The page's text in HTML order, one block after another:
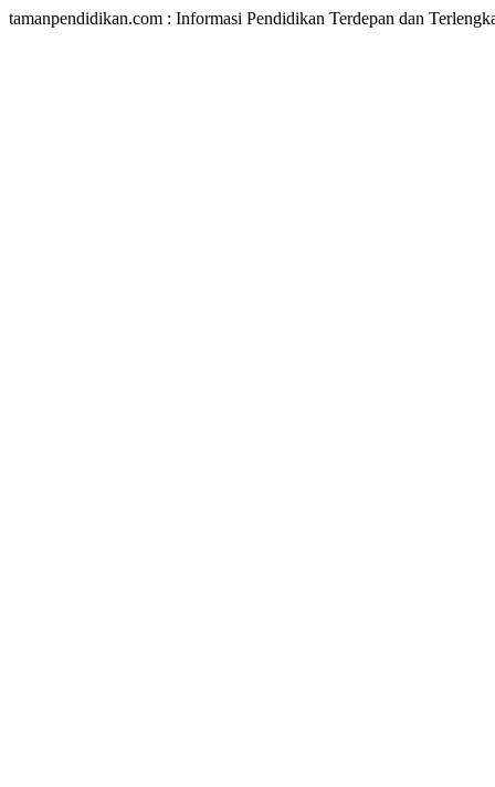
tamanpendidikan.com : Informasi Pendidikan Terdepan dan